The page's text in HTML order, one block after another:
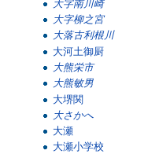
大字南川崎
大字柳之宮
大落古利根川
大河土御厨
大熊栄市
大熊敏男
大堺関
大さかへ
大瀬
大瀬小学校